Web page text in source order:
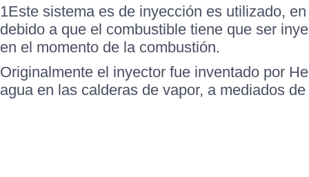
1Este sistema es de inyección es utilizado,
debido a que el combustible tiene que ser
en el momento de la combustión.
Originalmente el inyector fue inventado por
agua en las calderas de vapor, a mediados